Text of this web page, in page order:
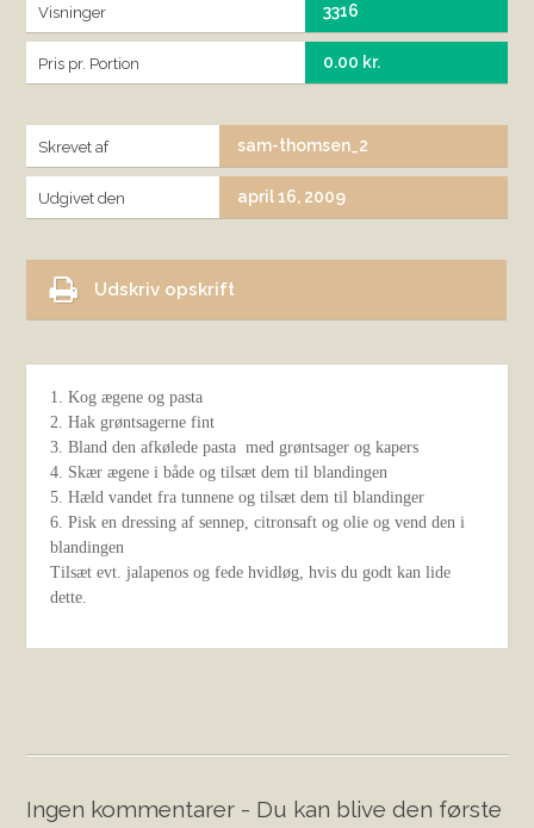
Visninger 3316
Pris pr. Portion 0.00 kr.
Skrevet af sam-thomsen_2
Udgivet den april 16, 2009
Udskriv opskrift
1. Kog ægene og pasta
2. Hak grøntsagerne fint
3. Bland den afkølede pasta med grøntsager og kapers
4. Skær ægene i både og tilsæt dem til blandingen
5. Hæld vandet fra tunnene og tilsæt dem til blandinger
6. Pisk en dressing af sennep, citronsaft og olie og vend den i
blandingen
Tilsæt evt. jalapenos og fede hvidløg, hvis du godt kan lide
dette.
Ingen kommentarer - Du kan blive den første